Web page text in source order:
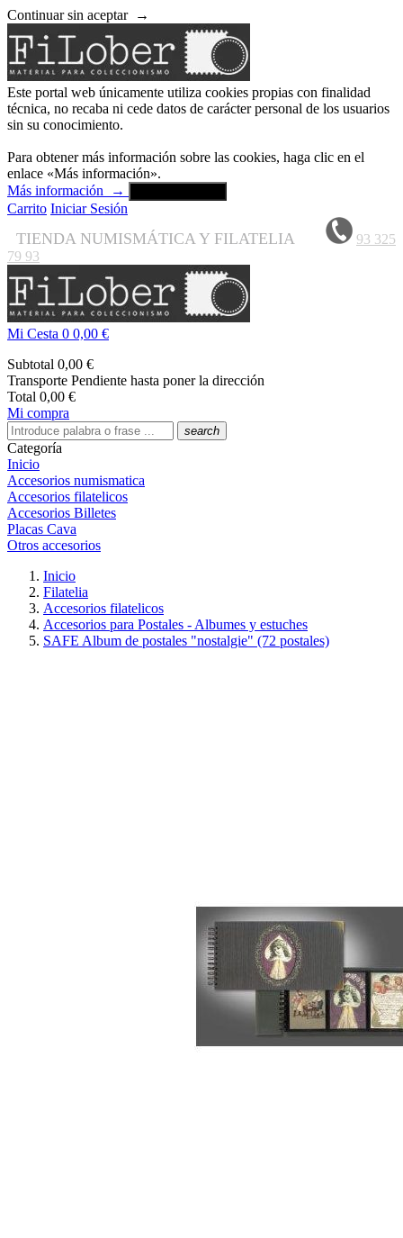
Continuar sin aceptar →
Este portal web únicamente utiliza cookies propias con finalidad
técnica, no recaba ni cede datos de carácter personal de los usuarios
sin su conocimiento.
Para obtener más información sobre las cookies, haga clic en el
enlace «Más información».
Más información
→
Carrito Iniciar Sesión
TIENDA NUMISMÁTICA Y FILATELIA
93 325
79 93
Mi Cesta 0 0,00 €
Subtotal 0,00 €
Transporte Pendiente hasta poner la dirección
Total 0,00 €
Mi compra
search
Categoría
Inicio
Accesorios numismatica
Accesorios filatelicos
Accesorios Billetes
Placas Cava
Otros accesorios
Inicio
Filatelia
Accesorios filatelicos
Accesorios para Postales - Albumes y estuches
SAFE Album de postales "nostalgie" (72 postales)